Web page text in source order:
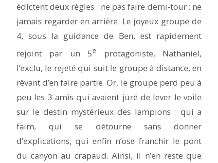
édictent deux règles : ne pas faire demi-tour ; ne
jamais regarder en arrière. Le joyeux groupe de
4, sous la guidance de Ben, est rapidement
rejoint par un 5e
protagoniste, Nathaniel,
l’exclu, le rejeté qui suit le groupe à distance, en
rêvant d’en faire partie. Or, le groupe perd peu à
peu les 3 amis qui avaient juré de lever le voile
sur le destin mystérieux des lampions : qui a
faim, qui se détourne sans donner
d’explications, qui enfin n’ose franchir le pont
du canyon au crapaud. Ainsi, il n’en reste que